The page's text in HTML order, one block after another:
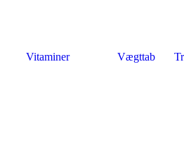
Vitaminer Vægttab